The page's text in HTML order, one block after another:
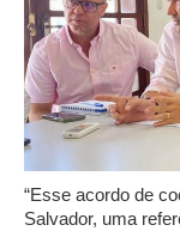
“Esse acordo de
Salvador, uma